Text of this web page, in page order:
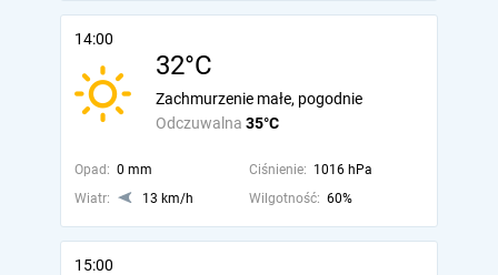
14:00
32°C
Odczuwalna 35°C
Zachmurzenie małe, pogodnie
Opad: 0 mm Ciśnienie: 1016 hPa
Wiatr:
13 km/h Wilgotność: 60%
15:00